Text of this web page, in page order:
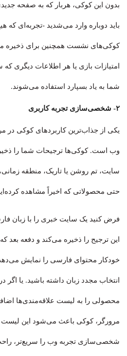
بدون این کوکی، هربار که به صفحه
باید دوباره وارد می‌شدید -تجربه‌ای
کوکی‌های نشست همچنین برای ذخیره
امتیازات بازی یا هر اطلاعات دیگری که
شما به یاد بسپارد استفاده می‌شوند.
۲- شخصی‌سازی تجربه کاربری
یکی از جذاب‌ترین کاربردهای کوکی
وب است. کوکی‌ها ترجیحات شما را
سایت، تم روشن یا تاریک، منطقه
حتی محصولاتی که اخیراً مشاهده
فرض کنید یک سایت خبری را با زبان
این ترجیح را ذخیره می‌کند و دفعه بعد
خودکار محتوای فارسی را نمایش
انتخاب مجدد زبان داشته باشید. یا اگر
محصولی را به لیست علاقه‌مندی‌ها
مرورگر، کوکی باعث می‌شود این
شخصی‌سازی تجربه وب را سریع‌تر،